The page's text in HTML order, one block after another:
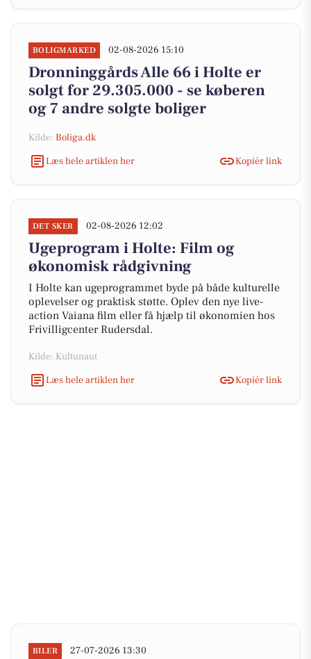
BOLIGMARKED 02-08-2026 15:10
Dronninggårds Alle 66 i Holte er
solgt for 29.305.000 - se køberen
og 7 andre solgte boliger
Kilde: Boliga.dk
Læs hele artiklen her
Kopiér link
DET SKER 02-08-2026 12:02
Ugeprogram i Holte: Film og
økonomisk rådgivning
I Holte kan ugeprogrammet byde på både kulturelle
oplevelser og praktisk støtte. Oplev den nye live-
action Vaiana film eller få hjælp til økonomien hos
Frivilligcenter Rudersdal.
Kilde: Kultunaut
Læs hele artiklen her
Kopiér link
BILER 27-07-2026 13:30